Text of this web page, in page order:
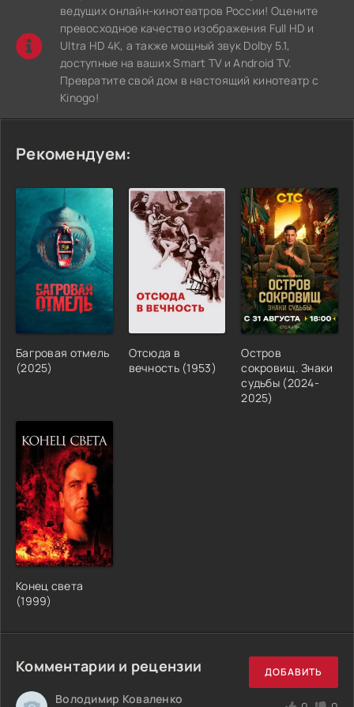
ведущих онлайн-кинотеатров России! Оцените
превосходное качество изображения Full HD и
Ultra HD 4K, а также мощный звук Dolby 5.1,
доступные на ваших Smart TV и Android TV.
Превратите свой дом в настоящий кинотеатр с
Kinogo!
Рекомендуем:
Багровая отмель
(2025)
Отсюда в
вечность (1953)
Остров
сокровищ. Знаки
судьбы (2024-
2025)
Конец света
(1999)
Комментарии и рецензии ДОБАВИТЬ
Володимир Коваленко